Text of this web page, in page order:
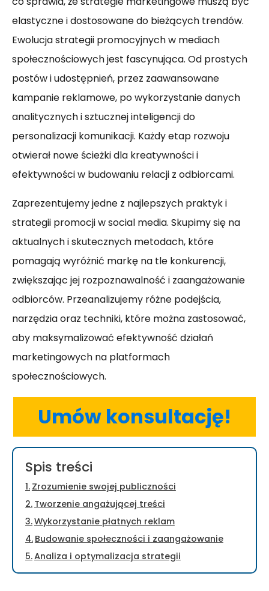
elastyczne i dostosowane do bieżących trendów.
Ewolucja strategii promocyjnych w mediach
społecznościowych jest fascynująca. Od prostych
postów i udostępnień, przez zaawansowane
kampanie reklamowe, po wykorzystanie danych
analitycznych i sztucznej inteligencji do
personalizacji komunikacji. Każdy etap rozwoju
otwierał nowe ścieżki dla kreatywności i
efektywności w budowaniu relacji z odbiorcami.
Zaprezentujemy jedne z najlepszych praktyk i
strategii promocji w social media. Skupimy się na
aktualnych i skutecznych metodach, które
pomagają wyróżnić markę na tle konkurencji,
zwiększając jej rozpoznawalność i zaangażowanie
odbiorców. Przeanalizujemy różne podejścia,
narzędzia oraz techniki, które można zastosować,
aby maksymalizować efektywność działań
marketingowych na platformach
społecznościowych.
Umów konsultację!
Spis treści
Zrozumienie swojej publiczności
Tworzenie angażującej treści
Wykorzystanie płatnych reklam
Budowanie społeczności i zaangażowanie
Analiza i optymalizacja strategii